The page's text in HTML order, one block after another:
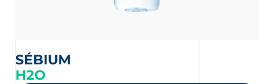
SÉBIUM
H2O